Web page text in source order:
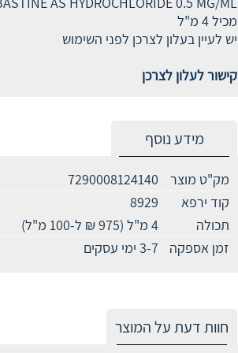
מכיל 4 מ"ל
יש לעיין בעלון לצרכן לפני השימוש
קישור לעלון לצרכן
מידע נוסף
מק"ט מוצר
7290008124140
קוד ירפא
8929
תכולה
4 מ"ל (975 ₪ ל-100 מ"ל)
זמן אספקה
3-7 ימי עסקים
חוות דעת על המוצר